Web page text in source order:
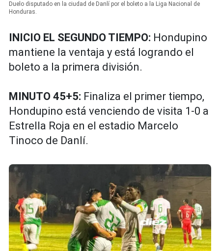
Duelo disputado en la ciudad de Danlí por el boleto a la Liga Nacional de
Honduras.
INICIO EL SEGUNDO TIEMPO: Hondupino
mantiene la ventaja y está logrando el
boleto a la primera división.
MINUTO 45+5: Finaliza el primer tiempo,
Hondupino está venciendo de visita 1-0 a
Estrella Roja en el estadio Marcelo
Tinoco de Danlí.